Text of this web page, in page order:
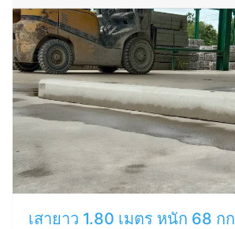
เสายาว 1.80 เมตร หนัก 68 กก